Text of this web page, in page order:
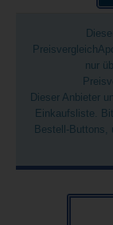
nur
Dieser Anbieter
Einkaufsliste.
Bestell-Buttons,